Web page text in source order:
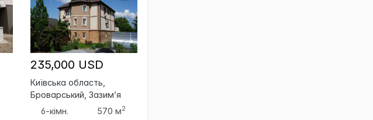
235,000 USD
Київська область,
Броварський, Зазим’я
6-кімн.
570 м2